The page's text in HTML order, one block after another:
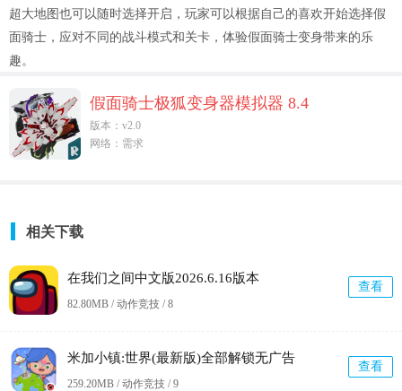
超大地图也可以随时选择开启，玩家可以根据自己的喜欢开始选择假
面骑士，应对不同的战斗模式和关卡，体验假面骑士变身带来的乐
趣。
假面骑士极狐变身器模拟器 8.4
版本：v2.0
网络：需求
相关下载
在我们之间中文版2026.6.16版本
82.80MB / 动作竞技 /8
查看
米加小镇:世界(最新版)全部解锁无广告
259.20MB / 动作竞技 /9
查看